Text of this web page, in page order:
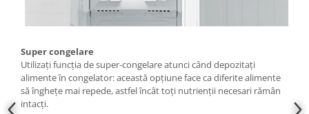
Super congelare
Utilizați funcția de super-congelare atunci când depozitați
alimente în congelator: această opțiune face ca diferite alimente
să înghețe mai repede, astfel încât toți nutrienții necesari rămân
intacți.